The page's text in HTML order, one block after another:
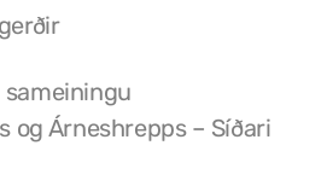
og Árneshrepps – Síðari